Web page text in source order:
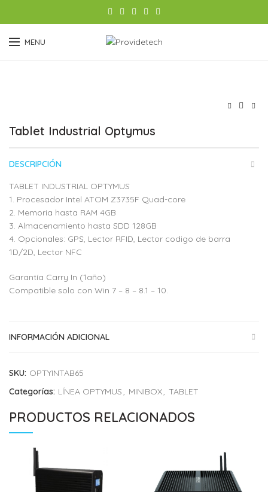
MENU
Tablet Industrial Optymus
DESCRIPCIÓN
TABLET INDUSTRIAL OPTYMUS
1. Procesador Intel ATOM Z3735F Quad-core
2. Memoria hasta RAM 4GB
3. Almacenamiento hasta SDD 128GB
4. Opcionales: GPS, Lector RFID, Lector codigo de barra
1D/2D, Lector NFC
Garantía Carry In (1año)
Compatible solo con Win 7 – 8 – 8.1 – 10.
INFORMACIÓN ADICIONAL
SKU: OPTYINTAB65
Categorías: LÍNEA OPTYMUS, MINIBOX, TABLET
PRODUCTOS RELACIONADOS